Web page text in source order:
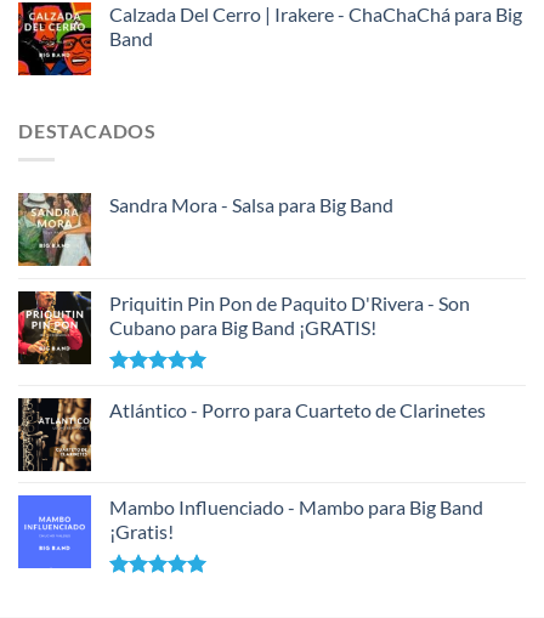
Calzada Del Cerro | Irakere - ChaChaChá para Big
Band
DESTACADOS
Sandra Mora - Salsa para Big Band
Priquitin Pin Pon de Paquito D'Rivera - Son
Cubano para Big Band ¡GRATIS!
con5.00
Atlántico - Porro para Cuarteto de Clarinetes
Mambo Influenciado - Mambo para Big Band
¡Gratis!